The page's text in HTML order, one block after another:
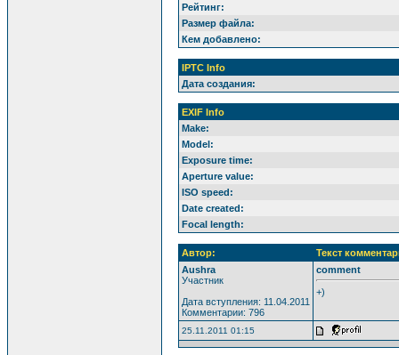
Рейтинг:
Размер файла:
Кем добавлено:
IPTC Info
Дата создания:
EXIF Info
Make:
Model:
Exposure time:
Aperture value:
ISO speed:
Date created:
Focal length:
Автор:
Текст
Aushra
Участник
Дата вступления: 11.04.2011
Комментарии: 796
comment
+)
25.11.2011 01:15